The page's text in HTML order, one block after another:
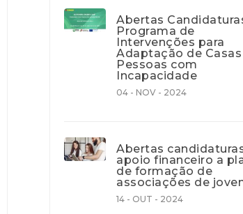
Abertas
Programa de
Intervenções para
Adaptação de
Pessoas com
Incapacidade
04 - NOV - 2024
Abertas
apoio financeiro a
de formação de
associações de
14 - OUT - 2024